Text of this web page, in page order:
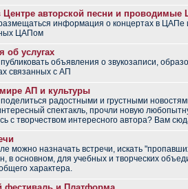
Центре авторской песни и
информация о концертах в ЦАПе
ЦАПом
об услугах
объявления о звукозаписи,
связанных с АП
АП и культуры
радостными и грустными
спектакль, прочли новую
с творчеством интересного автора? Вам
можно назначать встречи, искать
в основном, для учебных и творческих
характера.